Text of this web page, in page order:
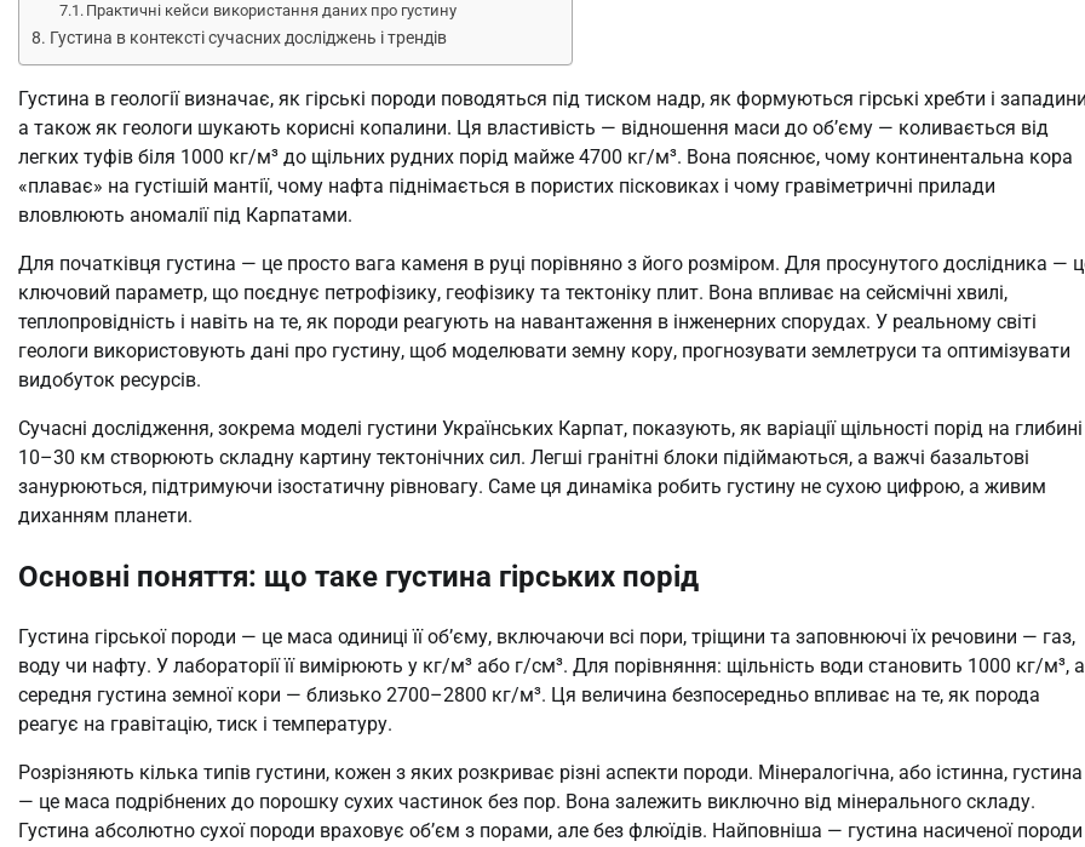
Практичні кейси використання даних про густину
Густина в контексті сучасних досліджень і трендів
Густина в геології визначає, як гірські породи поводяться під тиском надр, як формуються гірські хребти і
а також як геологи шукають корисні копалини. Ця властивість — відношення маси до об’єму — коливається від
легких туфів біля 1000 кг/м³ до щільних рудних порід майже 4700 кг/м³. Вона пояснює, чому континентальна кора
«плаває» на густішій мантії, чому нафта піднімається в пористих пісковиках і чому гравіметричні прилади
вловлюють аномалії під Карпатами.
Для початківця густина — це просто вага каменя в руці порівняно з його розміром. Для просунутого дослідника —
ключовий параметр, що поєднує петрофізику, геофізику та тектоніку плит. Вона впливає на сейсмічні хвилі,
теплопровідність і навіть на те, як породи реагують на навантаження в інженерних спорудах. У реальному світі
геологи використовують дані про густину, щоб моделювати земну кору, прогнозувати землетруси та оптимізувати
видобуток ресурсів.
Сучасні дослідження, зокрема моделі густини Українських Карпат, показують, як варіації щільності порід на глибині
10–30 км створюють складну картину тектонічних сил. Легші гранітні блоки підіймаються, а важчі базальтові
занурюються, підтримуючи ізостатичну рівновагу. Саме ця динаміка робить густину не сухою цифрою, а живим
диханням планети.
Основні поняття: що таке густина гірських порід
Густина гірської породи — це маса одиниці її об’єму, включаючи всі пори, тріщини та заповнюючі їх речовини — газ,
воду чи нафту. У лабораторії її вимірюють у кг/м³ або г/см³. Для порівняння: щільність води становить 1000 кг/м³, а
середня густина земної кори — близько 2700–2800 кг/м³. Ця величина безпосередньо впливає на те, як порода
реагує на гравітацію, тиск і температуру.
Розрізняють кілька типів густини, кожен з яких розкриває різні аспекти породи. Мінералогічна, або істинна, густина
— це маса подрібнених до порошку сухих частинок без пор. Вона залежить виключно від мінерального складу.
Густина абсолютно сухої породи враховує об’єм з порами, але без флюїдів. Найповніша — густина насиченої породи